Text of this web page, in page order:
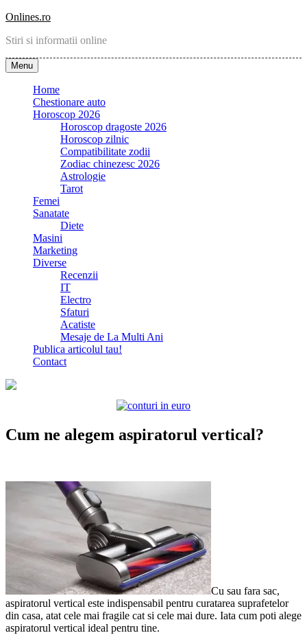
Skip
content
Onlines.ro
Stiri si informatii online
Menu
Home
Chestionare auto
Horoscop 2026
Horoscop dragoste 2026
Horoscop zilnic
Compatibilitate zodii
Zodiac chinezesc 2026
Astrologie
Tarot
Femei
Sanatate
Diete
Masini
Marketing
Diverse
Recenzii
IT
Electro
Sfaturi
Acatiste
Mesaje de La Multi Ani
Publica articolul tau!
Contact
Cum ne alegem aspiratorul vertical?
Cu sau fara sac,
aspiratorul vertical este indispensabil pentru curatarea suprafetelor
din casa, atat cele mai fragile cat si cele mai dure. Iata cum poti alege
aspiratorul vertical ideal pentru tine.